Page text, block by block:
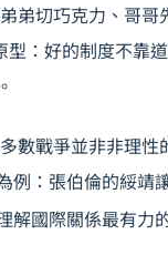
切巧克力、哥哥
：好的制度不靠
數戰爭並非非理性
例：張伯倫的綏靖
國際關係最有力